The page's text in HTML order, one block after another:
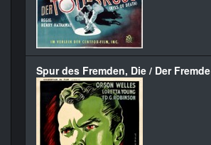
Spur des Fremden, Die / Der Fremde